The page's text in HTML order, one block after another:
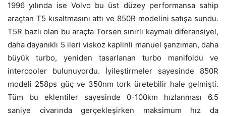
1996 yılında ise Volvo bu üst düzey performansa sahip
araçtan T5 kısaltmasını attı ve 850R modelini satışa sundu.
T5R bazlı olan bu araçta Torsen sınırlı kaymalı diferansiyel,
daha dayanıklı 5 ileri viskoz kaplinli manuel şanzıman, daha
büyük turbo, yeniden tasarlanan turbo manifoldu ve
intercooler bulunuyordu. İyileştirmeler sayesinde 850R
modeli 258ps güç ve 350nm tork üretebilir hale gelmişti.
Tüm bu eklentiler sayesinde 0-100km hızlanması 6.5
saniye civarında gerçekleşirken maksimum hız da